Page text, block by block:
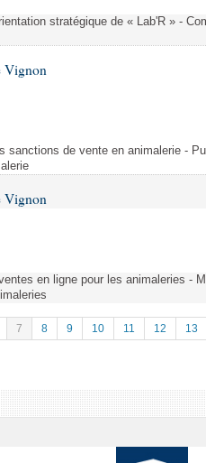
stratégique de « Lab'R » -
Vignon
sanctions de vente en animalerie -
Vignon
en ligne pour les animaleries -
7 8 9 10 11 12 13